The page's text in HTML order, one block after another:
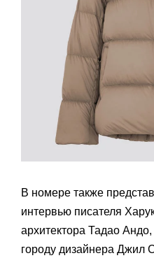
В номере также
интервью писателя
архитектора Тадао
городу дизайнера Джил